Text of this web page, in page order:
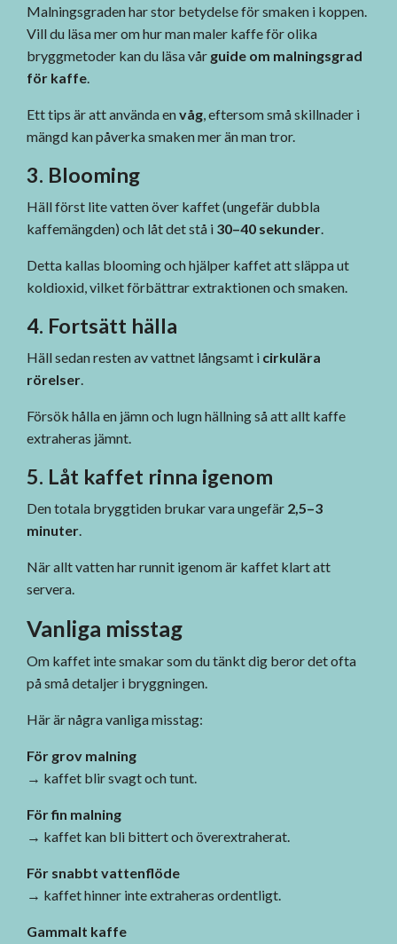
Malningsgraden har stor betydelse för smaken i koppen.
Vill du läsa mer om hur man maler kaffe för olika
bryggmetoder kan du läsa vår guide om malningsgrad
för kaffe.
Ett tips är att använda envåg, eftersom små skillnader i
mängd kan påverka smaken mer än man tror.
3. Blooming
Häll först lite vatten över kaffet (ungefär dubbla
kaffemängden) och låt det stå i 30–40 sekunder.
Detta kallas blooming och hjälper kaffet att släppa ut
koldioxid, vilket förbättrar extraktionen och smaken.
4. Fortsätt hälla
Häll sedan resten av vattnet långsamt i cirkulära
rörelser.
Försök hålla en jämn och lugn hällning så att allt kaffe
extraheras jämnt.
5. Låt kaffet rinna igenom
Den totala bryggtiden brukar vara ungefär 2,5–3
minuter.
När allt vatten har runnit igenom är kaffet klart att
servera.
Vanliga misstag
Om kaffet inte smakar som du tänkt dig beror det ofta
på små detaljer i bryggningen.
Här är några vanliga misstag:
För grov malning
→ kaffet blir svagt och tunt.
För fin malning
→ kaffet kan bli bittert och överextraherat.
För snabbt vattenflöde
→ kaffet hinner inte extraheras ordentligt.
Gammalt kaffe